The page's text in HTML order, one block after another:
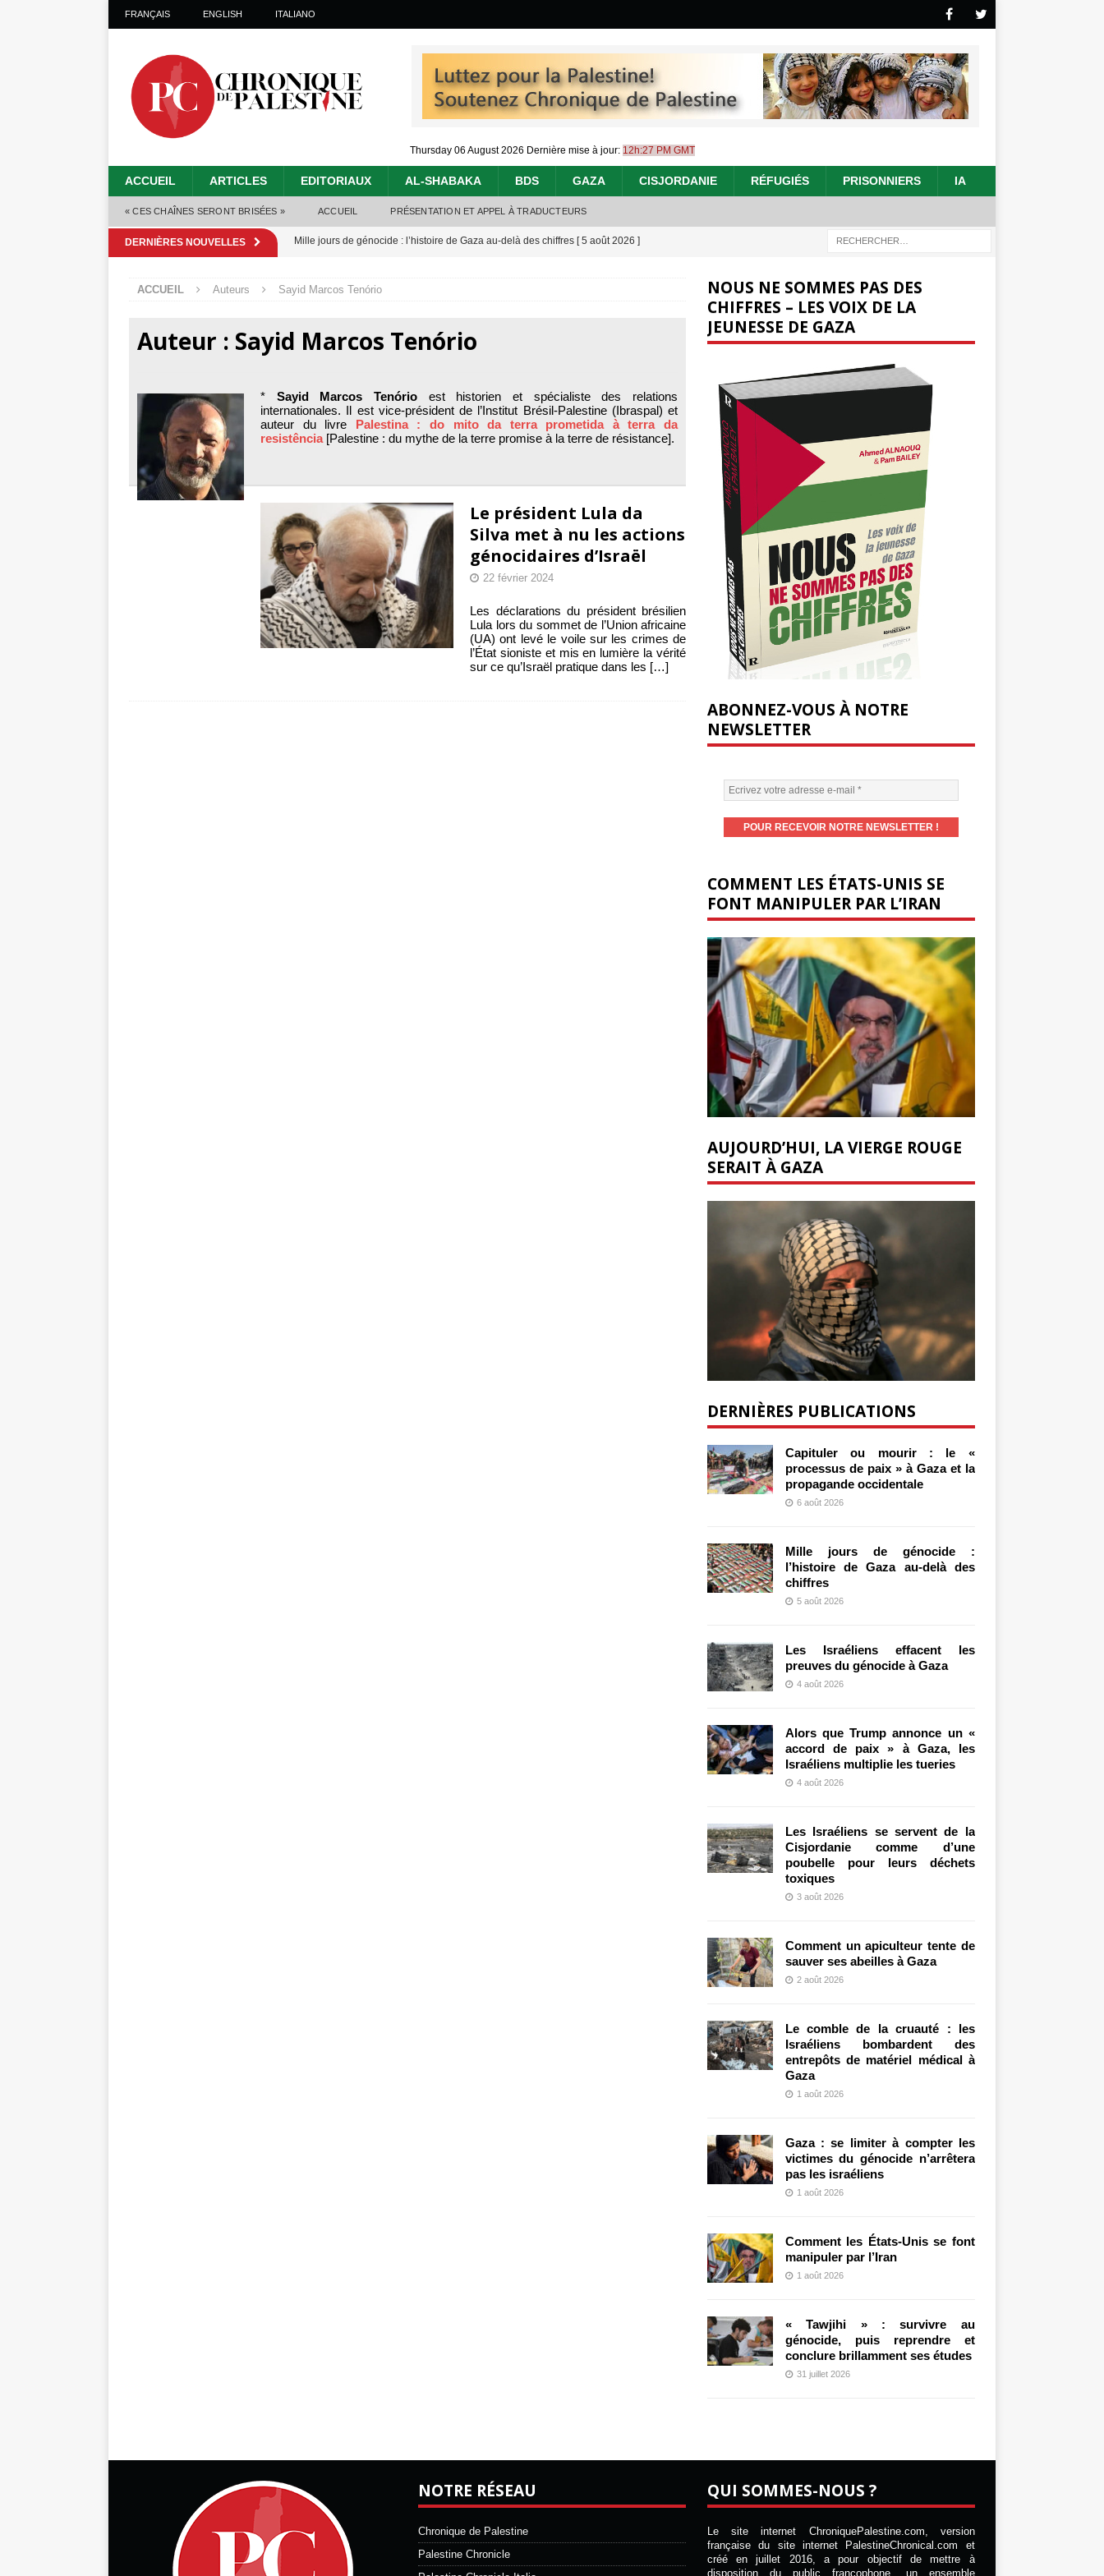
FRANÇAIS ENGLISH ITALIANO
Thursday 06 August 2026 Dernière mise à jour: 12h:27 PM GMT
ACCUEIL ARTICLES EDITORIAUX AL-SHABAKA BDS GAZA CISJORDANIE RÉFUGIÉS PRISONNIERS IA
« CES CHAÎNES SERONT BRISÉES » ACCUEIL PRÉSENTATION ET APPEL À TRADUCTEURS
DERNIÈRES NOUVELLES Mille jours de génocide : l’histoire de Gaza au-delà des chiffres [ 5 août 2026 ]
Alors que Trump annonce un « accord de paix » à Gaza, les Israéliens multiplie les
Les Israéliens se servent de la Cisjordanie comme d’une poubelle pour leurs déchets
Capituler ou mourir : le « processus de paix » à Gaza et la propagande occidentale[
6 août 2026 ]
ACCUEIL Auteurs Sayid Marcos Tenório
Auteur : Sayid Marcos Tenório
* Sayid Marcos Tenório est historien et spécialiste des relations
internationales. Il est vice-président de l’Institut Brésil-Palestine (Ibraspal) et
auteur du livre Palestina : do mito da terra prometida à terra da
resistência[Palestine : du mythe de la terre promise à la terre de résistance].
Le président Lula da
Silva met à nu les actions
génocidaires d’Israël
22 février 2024
Les déclarations du président brésilien
Lula lors du sommet de l’Union africaine
(UA) ont levé le voile sur les crimes de
l’État sioniste et mis en lumière la vérité
sur ce qu’Israël pratique dans les […]
NOUS NE SOMMES PAS DES
CHIFFRES – LES VOIX DE LA
JEUNESSE DE GAZA
ABONNEZ-VOUS À NOTRE
NEWSLETTER
COMMENT LES ÉTATS-UNIS SE
FONT MANIPULER PAR L’IRAN
AUJOURD’HUI, LA VIERGE ROUGE
SERAIT À GAZA
DERNIÈRES PUBLICATIONS
Capituler ou mourir : le «
processus de paix » à Gaza et la
propagande occidentale
6 août 2026
Mille jours de génocide :
l’histoire de Gaza au-delà des
chiffres
5 août 2026
Les Israéliens effacent les
preuves du génocide à Gaza
4 août 2026
Alors que Trump annonce un «
accord de paix » à Gaza, les
Israéliens multiplie les tueries
4 août 2026
Les Israéliens se servent de la
Cisjordanie comme d’une
poubelle pour leurs déchets
toxiques
3 août 2026
Comment un apiculteur tente de
sauver ses abeilles à Gaza
2 août 2026
Le comble de la cruauté : les
Israéliens bombardent des
entrepôts de matériel médical à
Gaza
1 août 2026
Gaza : se limiter à compter les
victimes du génocide n’arrêtera
pas les israéliens
1 août 2026
Comment les États-Unis se font
manipuler par l’Iran
1 août 2026
« Tawjihi » : survivre au
génocide, puis reprendre et
conclure brillamment ses études
31 juillet 2026
NOTRE RÉSEAU
Chronique de Palestine
Palestine Chronicle
QUI SOMMES-NOUS ?
Le site internet ChroniquePalestine.com, version
française du site internet PalestineChronical.com et
créé en juillet 2016, a pour objectif de mettre à
disposition du public francophone, un ensemble